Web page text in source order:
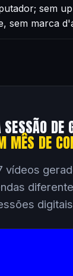
sem
sem marca
DE
MÊS DE
vídeos